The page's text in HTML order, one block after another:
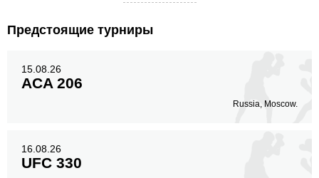
Предстоящие турниры
15.08.26
ACA 206
Russia, Moscow.
16.08.26
UFC 330